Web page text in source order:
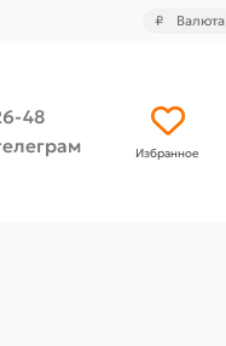
₽ Валюта
48
Избранное